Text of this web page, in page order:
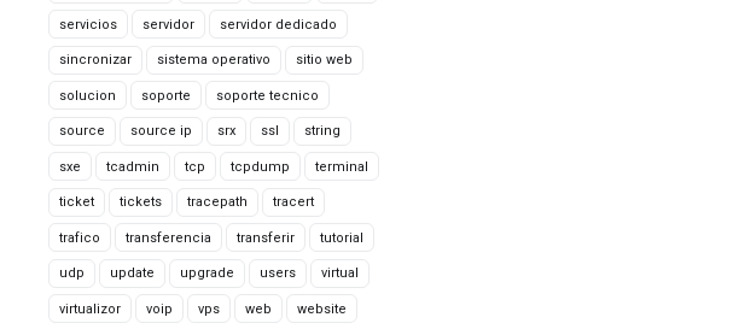
servicios servidor servidor dedicado
sincronizar sistema operativo sitio web
solucion soporte soporte tecnico
source source ip srx ssl string
sxe tcadmin tcp tcpdump terminal
ticket tickets tracepath tracert
trafico transferencia transferir tutorial
udp update upgrade users virtual
virtualizor voip vps web website